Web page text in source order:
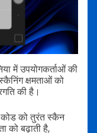
में उपयोगकर्ताओं की
क्षमताओं को
की है।
को तुरंत स्कैन
को बढ़ाती है,